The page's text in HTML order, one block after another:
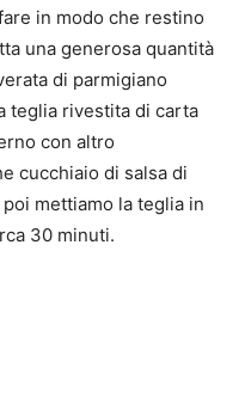
in modo che restino
una generosa quantità
di parmigiano
teglia rivestita di carta
con altro
cucchiaio di salsa di
poi mettiamo la teglia in
30 minuti.